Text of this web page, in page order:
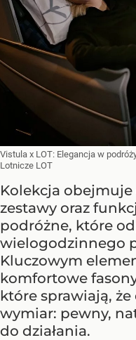
Vistula x LOT: Elegancja w
Lotnicze LOT
Kolekcja
zestawy oraz
podróżne, które
wielogodzinnego
Kluczowym
komfortowe
które sprawiają,
wymiar: pewny,
do działania.